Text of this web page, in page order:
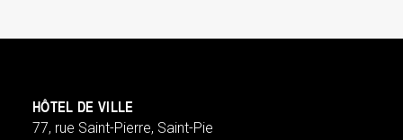
HÔTEL DE VILLE
77, rue Saint-Pierre, Saint-Pie